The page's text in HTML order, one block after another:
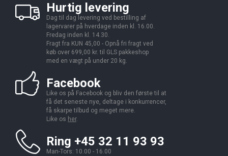
Hurtig levering
Dag til dag levering ved bestilling af
lagervarer på hverdage inden kl. 16.00.
Fredag inden kl. 14.30.
Fragt fra KUN 45,00 - Opnå fri fragt ved
køb over 699,00 kr. til GLS pakkeshop
med en vægt på under 20 kg.
Facebook
Like os på Facebook og bliv den første til at
få det seneste nye, deltage i konkurrencer,
få skarpe tilbud og meget mere.
Like os her.
Ring +45 32 11 93 93
Man-Tors: 10.00 - 16.00